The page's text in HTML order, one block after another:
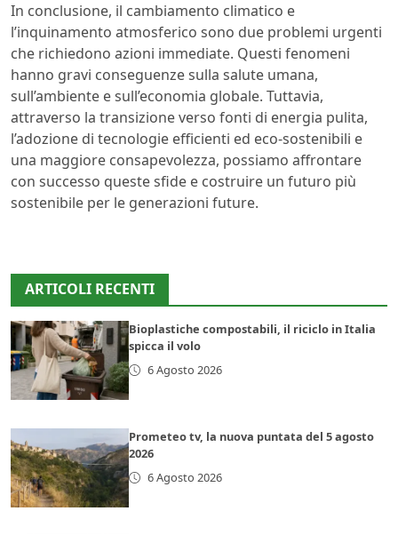
In conclusione, il cambiamento climatico e
l’inquinamento atmosferico sono due problemi urgenti
che richiedono azioni immediate. Questi fenomeni
hanno gravi conseguenze sulla salute umana,
sull’ambiente e sull’economia globale. Tuttavia,
attraverso la transizione verso fonti di energia pulita,
l’adozione di tecnologie efficienti ed eco-sostenibili e
una maggiore consapevolezza, possiamo affrontare
con successo queste sfide e costruire un futuro più
sostenibile per le generazioni future.
ARTICOLI RECENTI
Bioplastiche compostabili, il riciclo in Italia
spicca il volo
6 Agosto 2026
Prometeo tv, la nuova puntata del 5 agosto
2026
6 Agosto 2026